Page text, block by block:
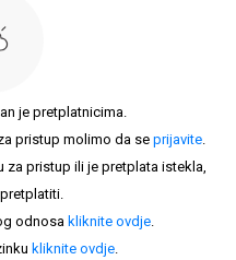
je pretplatnicima.
pristup molimo da se prijavite.
pristup ili je pretplata istekla,
odnosa kliknite ovdje.
kliknite ovdje.